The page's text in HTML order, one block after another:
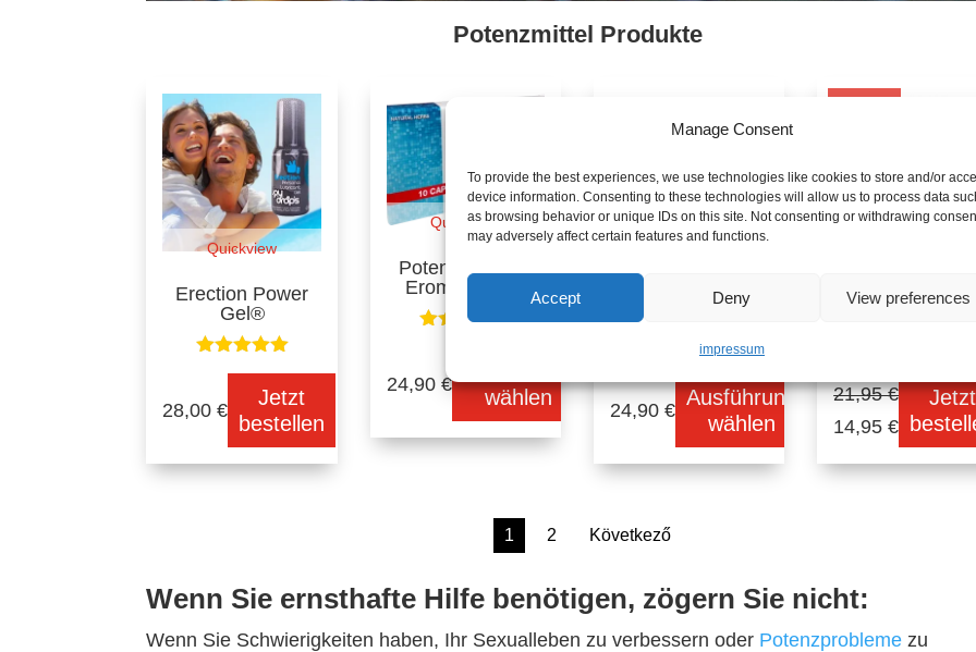
Manage Consent
To provide the best experiences, we use technologies like cookies to store and/or
device information. Consenting to these technologies will allow us to process data
as browsing behavior or unique IDs on this site. Not consenting or withdrawing
may adversely affect certain features and functions.
Accept Deny View preferences
impressum
Potenzmittel Produkte
Quickview
Erection Power
Gel®
28,00€
Jetzt
bestellen
Quickview
Potenz kapseln
EromaxPlus®
24,90 €
wählen
Potenzmittel
24,90 €
Ausführung
wählen
Angebot!
ay-Joy
21,95€
Ursprünglicher
Preis
14,95€Aktueller
Preis
Jetzt
1 2 Következő
Wenn Sie ernsthafte Hilfe benötigen, zögern Sie nicht:
Wenn Sie Schwierigkeiten haben, Ihr Sexualleben zu verbessern oder Potenzprobleme zu